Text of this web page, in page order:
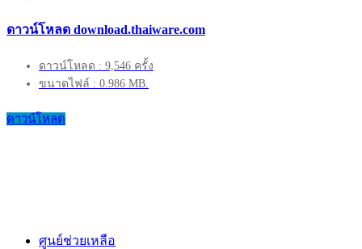
ดาวน์โหลด download.thaiware.com
ดาวน์โหลด : 9,546 ครั้ง
ขนาดไฟล์ : 0.986 MB.
ดาวน์โหลด
ศูนย์ช่วยเหลือ